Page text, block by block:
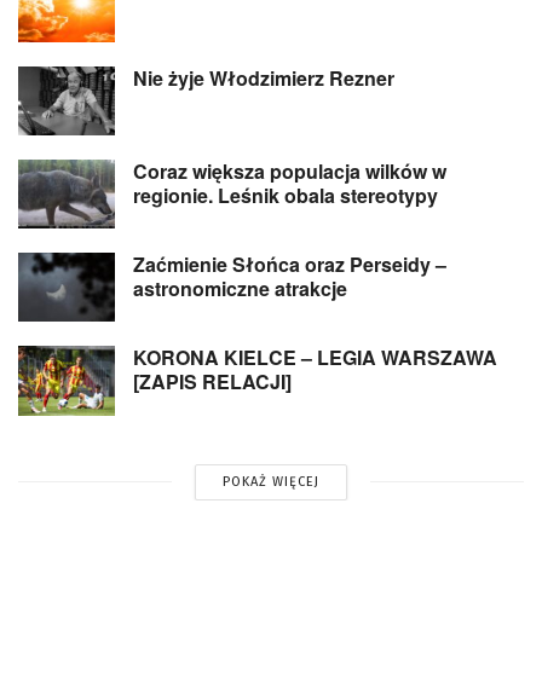
Nie żyje Włodzimierz Rezner
Coraz większa populacja wilków w
regionie. Leśnik obala stereotypy
Zaćmienie Słońca oraz Perseidy –
astronomiczne atrakcje
KORONA KIELCE – LEGIA WARSZAWA
[ZAPIS RELACJI]
POKAŻ WIĘCEJ